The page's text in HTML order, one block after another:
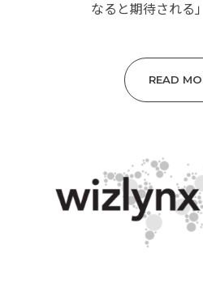
なると期待される
READ